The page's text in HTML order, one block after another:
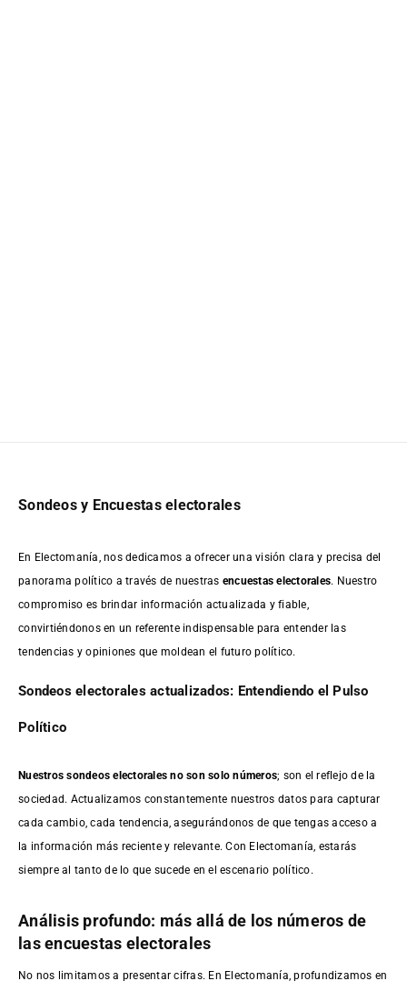
Sondeos y Encuestas electorales
En Electomanía, nos dedicamos a ofrecer una visión clara y precisa del
panorama político a través de nuestras encuestas electorales. Nuestro
compromiso es brindar información actualizada y fiable,
convirtiéndonos en un referente indispensable para entender las
tendencias y opiniones que moldean el futuro político.
Sondeos electorales actualizados: Entendiendo el Pulso
Político
Nuestros sondeos electorales no son solo números; son el reflejo de la
sociedad. Actualizamos constantemente nuestros datos para capturar
cada cambio, cada tendencia, asegurándonos de que tengas acceso a
la información más reciente y relevante. Con Electomanía, estarás
siempre al tanto de lo que sucede en el escenario político.
Análisis profundo: más allá de los números de
las encuestas electorales
No nos limitamos a presentar cifras. En Electomanía, profundizamos en